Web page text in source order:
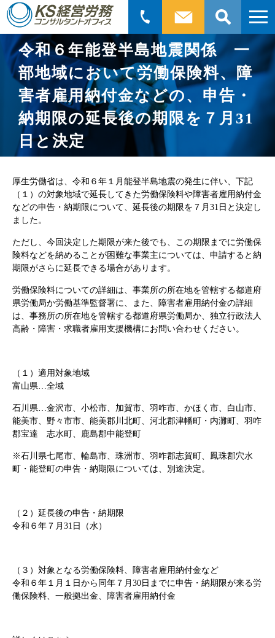
検
索:
令和６年能登半島地震関係 一
部地域において労働保険料、障
害者雇用納付金などの、申告・
納期限の延長後の期限を７月31
日と決定
厚生労働省は、令和６年１月能登半島地震の発生に伴い、下記
（１）の対象地域で延長してきた労働保険料や障害者雇用納付金
などの申告・納期限について、延長後の期限を７月31日と決定し
ました。
ただし、今回決定した期限が来た後でも、この期限までに労働保
険料などを納めることが困難な事業主については、申請すると納
期限がさらに延長できる場合があります。
労働保険料についての詳細は、事業所の所在地を管轄する都道府
県労働局か労働基準監督署に、また、障害者雇用納付金の詳細
は、事務所の所在地を管轄する都道府県労働局か、独立行政法人
高齢・障害・求職者雇用支援機構にお問い合わせください。
（１）適用対象地域
富山県…全域
石川県…金沢市、小松市、加賀市、羽咋市、かほく市、白山市、
能美市、野々市市、能美郡川北町、河北郡津幡町・内灘町、羽咋
郡宝達 志水町、鹿島郡中能登町
※石川県七尾市、輪島市、珠洲市、羽咋郡志賀町、鳳珠郡穴水
町・能登町の申告・納期限については、別途決定。
（２）延長後の申告・納期限
令和６年７月31日（水）
（３）対象となる労働保険料、障害者雇用納付金など
令和６年１月１日から同年７月30日までに申告・納期限が来る労
働保険料、一般拠出金、障害者雇用納付金